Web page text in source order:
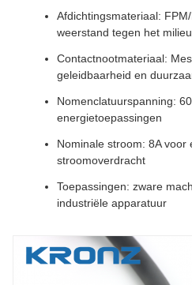
Afdichtingsmateriaal:
weerstand tegen het milieu
Contactnootmateriaal:
geleidbaarheid en
Nomenclatuurspanning:
energietoepassingen
Nominale stroom: 8A voor
stroomoverdracht
Toepassingen: zware
industriële apparatuur